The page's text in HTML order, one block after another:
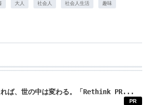
大人 社会人 社会人生活 趣味
れば、世の中は変わる。「Rethink PR...
PR